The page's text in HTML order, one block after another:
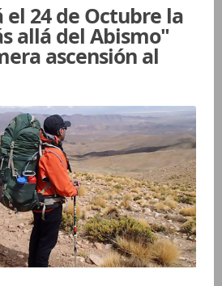
el 24 de Octubre la
allá del Abismo"
ascensión al